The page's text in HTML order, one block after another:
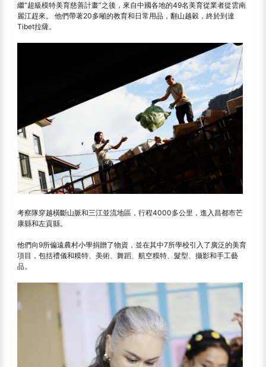
繼“超級模特美育慈善計畫”之後，來自中國各地的49名美育從業者從雲南
麗江趕來。 他們帶著20多噸的教育和日常用品，翻山越穀，終於到達
Tibet拉薩。
考察隊穿越橫斷山脈和三江並流地區，行程4000多公里，進入昌都市芒
康縣和左貢縣。
他們向9所偏遠農村小學捐贈了物資，並在其中7所學校引入了廣泛的美育
項目，包括禮儀和糢特、美術、舞蹈、航空糢特、髮型、攝影和手工藝
品。